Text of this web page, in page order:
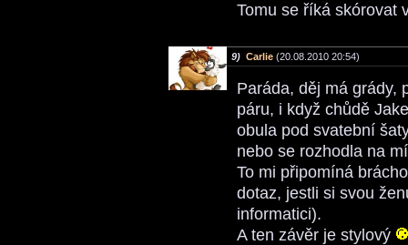
Tomu se říká skórovat
9) Carlie (20.08.2010 20:54)
Paráda, děj má grády,
páru, i když chůdě
obula pod svatební
nebo se rozhodla na
To mi připomíná
dotaz, jestli si svou
informatici).
A ten závěr je stylový